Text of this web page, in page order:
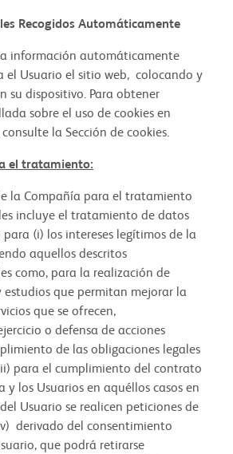
Recogidos Automáticamente
información automáticamente
el Usuario el sitio web, colocando y
su dispositivo. Para obtener
sobre el uso de cookies en
la Sección de cookies.
el tratamiento:
la Compañía para el tratamiento
incluye el tratamiento de datos
para (i) los intereses legítimos de la
aquellos descritos
como, para la realización de
estudios que permitan mejorar la
que se ofrecen,
o defensa de acciones
de las obligaciones legales
para el cumplimiento del contrato
y los Usuarios en aquéllos casos en
Usuario se realicen peticiones de
derivado del consentimiento
que podrá retirarse